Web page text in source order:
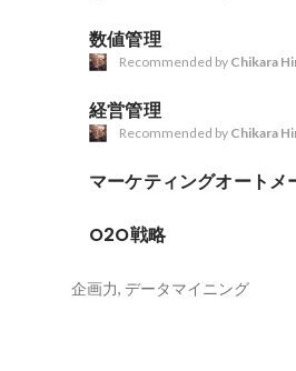
数値管理
Recommended by Chikara
経営管理
Recommended by Chikara
マーケティングオートメ
O2O戦略
企画力, データマイニング